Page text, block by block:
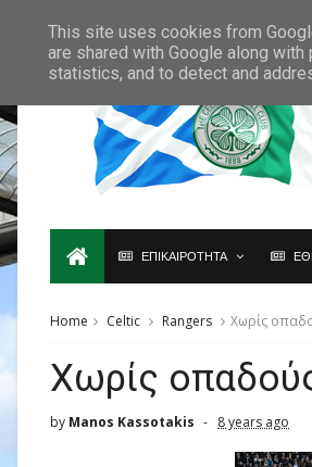
ΕΠΙΚΑΙΡΟΤΗΤΑ
Home Celtic Rangers Χωρίς
Χωρίς
by Manos Kassotakis 8 years ago
This site uses cookies from
are shared with Google along
statistics, and to detect and